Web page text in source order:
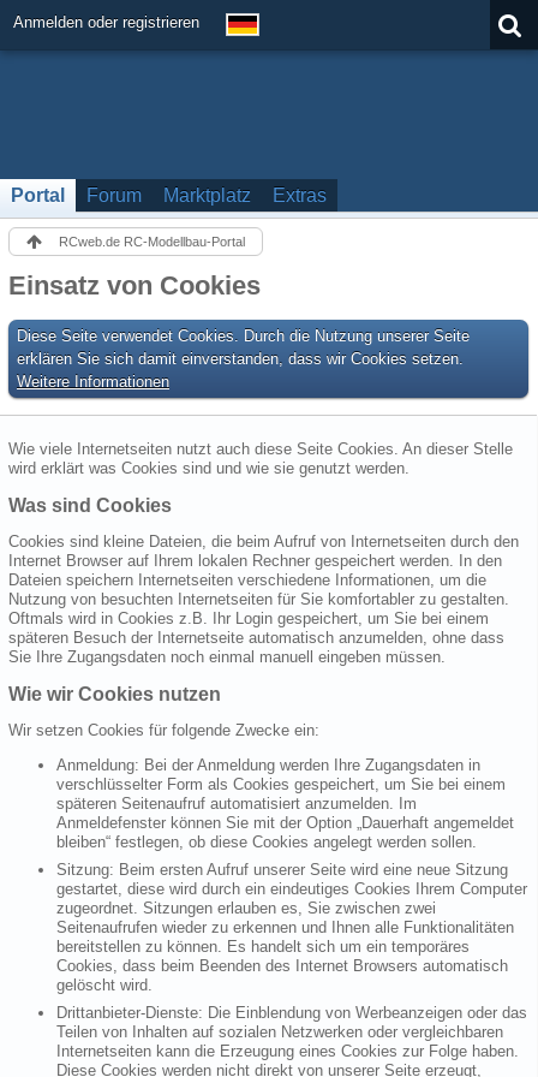
Anmelden oder registrieren
Portal Forum Marktplatz Extras
RCweb.de RC-Modellbau-Portal
Einsatz von Cookies
Diese Seite verwendet Cookies. Durch die Nutzung unserer Seite
erklären Sie sich damit einverstanden, dass wir Cookies setzen.
Weitere Informationen
Wie viele Internetseiten nutzt auch diese Seite Cookies. An dieser Stelle
wird erklärt was Cookies sind und wie sie genutzt werden.
Was sind Cookies
Cookies sind kleine Dateien, die beim Aufruf von Internetseiten durch den
Internet Browser auf Ihrem lokalen Rechner gespeichert werden. In den
Dateien speichern Internetseiten verschiedene Informationen, um die
Nutzung von besuchten Internetseiten für Sie komfortabler zu gestalten.
Oftmals wird in Cookies z.B. Ihr Login gespeichert, um Sie bei einem
späteren Besuch der Internetseite automatisch anzumelden, ohne dass
Sie Ihre Zugangsdaten noch einmal manuell eingeben müssen.
Wie wir Cookies nutzen
Wir setzen Cookies für folgende Zwecke ein:
Anmeldung: Bei der Anmeldung werden Ihre Zugangsdaten in
verschlüsselter Form als Cookies gespeichert, um Sie bei einem
späteren Seitenaufruf automatisiert anzumelden. Im
Anmeldefenster können Sie mit der Option „Dauerhaft angemeldet
bleiben“ festlegen, ob diese Cookies angelegt werden sollen.
Sitzung: Beim ersten Aufruf unserer Seite wird eine neue Sitzung
gestartet, diese wird durch ein eindeutiges Cookies Ihrem Computer
zugeordnet. Sitzungen erlauben es, Sie zwischen zwei
Seitenaufrufen wieder zu erkennen und Ihnen alle Funktionalitäten
bereitstellen zu können. Es handelt sich um ein temporäres
Cookies, dass beim Beenden des Internet Browsers automatisch
gelöscht wird.
Drittanbieter-Dienste: Die Einblendung von Werbeanzeigen oder das
Teilen von Inhalten auf sozialen Netzwerken oder vergleichbaren
Internetseiten kann die Erzeugung eines Cookies zur Folge haben.
Diese Cookies werden nicht direkt von unserer Seite erzeugt,